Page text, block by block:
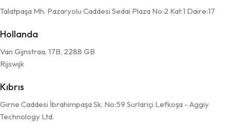
Talatpaşa Mh. Pazaryolu Caddesi Sedai Plaza No:2 Kat:1 Daire:17
Hollanda
Van Gijnstraa, 17B, 2288 GB
Rijswijk
Kıbrıs
Girne Caddesi İbrahimpaşa Sk. No:59 Surlariçi Lefkoşa - Aggiy
Technology Ltd.